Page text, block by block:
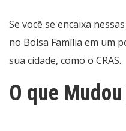
Se você se encaixa
no Bolsa Família em um
sua cidade, como o CRAS.
O que